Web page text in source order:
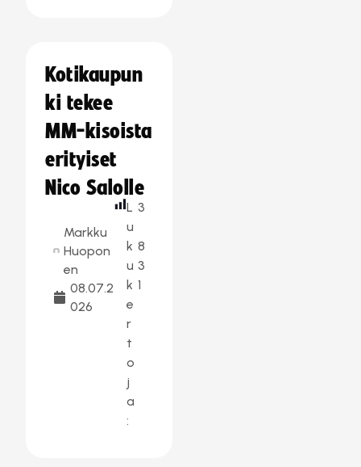
Kotikaupun
ki tekee
MM-kisoista
erityiset
Nico Salolle
Markku
Huopon
en
08.07.2
026
L
u
k
u
k
e
r
t
o
j
a
:
3
8
3
1